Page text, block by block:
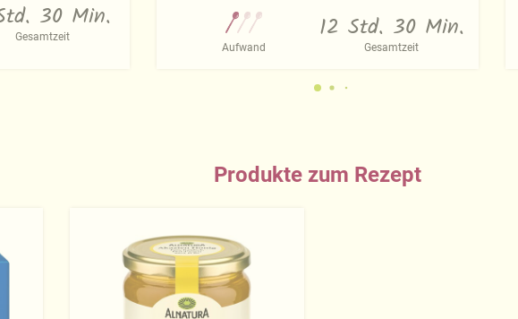
30 Min.
Gesamtzeit
Aufwand
12 Std. 30 Min.
Gesamtzeit
Produkte zum Rezept